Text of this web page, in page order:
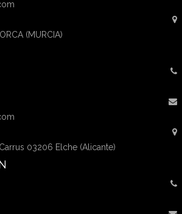
(MURCIA)
03206 Elche (Alicante)